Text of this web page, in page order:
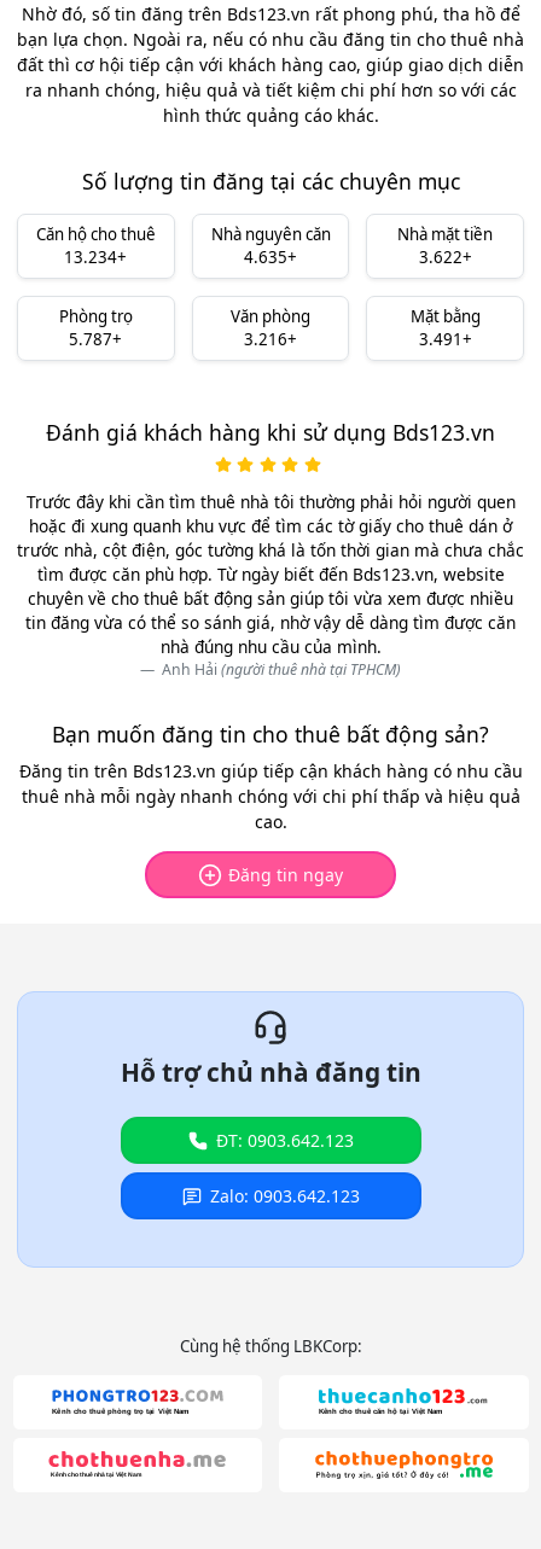
Nhờ đó, số tin đăng trên Bds123.vn rất phong phú, tha hồ để
bạn lựa chọn. Ngoài ra, nếu có nhu cầu đăng tin cho thuê nhà
đất thì cơ hội tiếp cận với khách hàng cao, giúp giao dịch diễn
ra nhanh chóng, hiệu quả và tiết kiệm chi phí hơn so với các
hình thức quảng cáo khác.
Số lượng tin đăng tại các chuyên mục
Căn hộ cho thuê
13.234+
Nhà nguyên căn
4.635+
Nhà mặt tiền
3.622+
Phòng trọ
5.787+
Văn phòng
3.216+
Mặt bằng
3.491+
Đánh giá khách hàng khi sử dụng Bds123.vn
Trước đây khi cần tìm thuê nhà tôi thường phải hỏi người quen
hoặc đi xung quanh khu vực để tìm các tờ giấy cho thuê dán ở
trước nhà, cột điện, góc tường khá là tốn thời gian mà chưa chắc
tìm được căn phù hợp. Từ ngày biết đến Bds123.vn, website
chuyên về cho thuê bất động sản giúp tôi vừa xem được nhiều
tin đăng vừa có thể so sánh giá, nhờ vậy dễ dàng tìm được căn
nhà đúng nhu cầu của mình.
Anh Hải (người thuê nhà tại TPHCM)
Bạn muốn đăng tin cho thuê bất động sản?
Đăng tin trên Bds123.vn giúp tiếp cận khách hàng có nhu cầu
thuê nhà mỗi ngày nhanh chóng với chi phí thấp và hiệu quả
cao.
Đăng tin ngay
Hỗ trợ chủ nhà đăng tin
ĐT: 0903.642.123
Zalo: 0903.642.123
Cùng hệ thống LBKCorp: